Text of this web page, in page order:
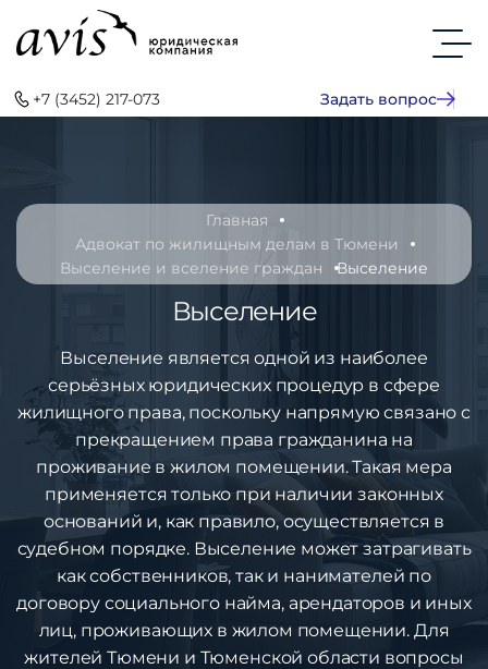
+7 (3452) 217-073 Задать вопрос
Главная
Адвокат по жилищным делам в Тюмени
Выселение и вселение граждан
Выселение
Выселение
Выселение является одной из наиболее
серьёзных юридических процедур в сфере
жилищного права, поскольку напрямую связано с
прекращением права гражданина на
проживание в жилом помещении. Такая мера
применяется только при наличии законных
оснований и, как правило, осуществляется в
судебном порядке. Выселение может затрагивать
как собственников, так и нанимателей по
договору социального найма, арендаторов и иных
лиц, проживающих в жилом помещении. Для
жителей Тюмени и Тюменской области вопросы